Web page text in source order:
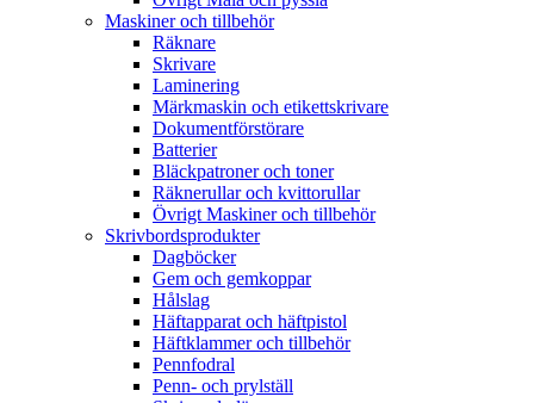
Maskiner och tillbehör
Räknare
Skrivare
Laminering
Märkmaskin och etikettskrivare
Dokumentförstörare
Batterier
Bläckpatroner och toner
Räknerullar och kvittorullar
Övrigt Maskiner och tillbehör
Skrivbordsprodukter
Dagböcker
Gem och gemkoppar
Hålslag
Häftapparat och häftpistol
Häftklammer och tillbehör
Pennfodral
Penn- och prylställ